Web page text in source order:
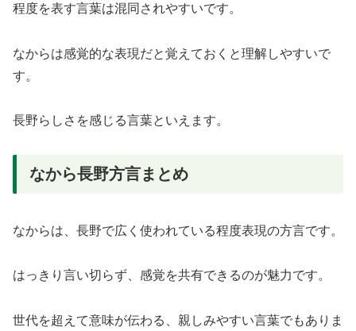
程度を表す言葉は混同されやすいです。
なからは感覚的な表現だと覚えておくと理解しやすいで
す。
長野らしさを感じる言葉といえます。
なから長野方言まとめ
なからは、長野で広く使われている程度表現の方言です。
はっきり言い切らず、感覚を共有できるのが魅力です。
世代を超えて意味が伝わる、親しみやすい言葉でもありま